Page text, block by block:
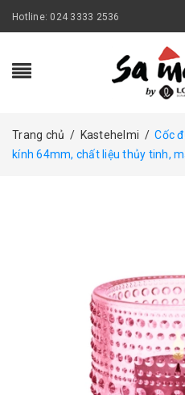
Hotline: 024 3333 2536
Trang chủ / Kastehelmi / Cốc
kính 64mm, chất liệu thủy tinh,